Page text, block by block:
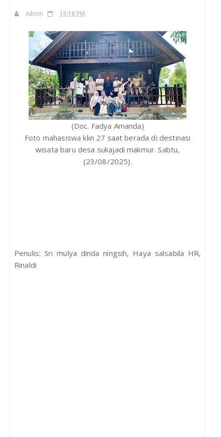
Admin 10:18 PM
(Doc. Fadya Amanda)
Foto mahasiswa kkn 27 saat berada di destinasi
wisata baru desa sukajadi makmur. Sabtu,
(23/08/2025).
Penulis: Sri mulya dinda ningsih, Haya salsabila HR,
Rinaldi